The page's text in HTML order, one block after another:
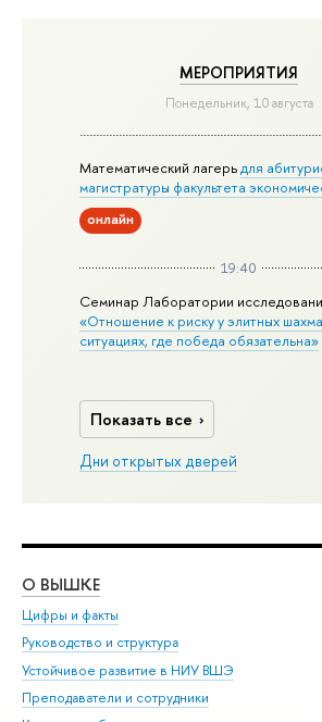
МЕРОПРИЯТИЯ
Понедельник, 10 августа
Математический лагерьдля
магистратуры факультета
онлайн
19:40
Семинар Лаборатории
«Отношение к риску у элитных
ситуациях, где победа обязательна»
Показать все
Дни открытых дверей
О ВЫШКЕ
Цифры и факты
Руководство и структура
Устойчивое развитие в НИУ ВШЭ
Преподаватели и сотрудники